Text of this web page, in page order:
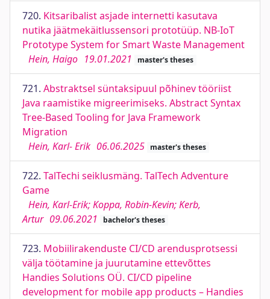
720. Kitsaribalist asjade internetti kasutava
nutika jäätmekäitlussensori prototüüp. NB-IoT
Prototype System for Smart Waste Management
Hein, Haigo 19.01.2021 master's theses
721. Abstraktsel süntaksipuul põhinev tööriist
Java raamistike migreerimiseks. Abstract Syntax
Tree-Based Tooling for Java Framework
Migration
Hein, Karl- Erik 06.06.2025 master's theses
722. TalTechi seiklusmäng. TalTech Adventure
Game
Hein, Karl-Erik; Koppa, Robin-Kevin; Kerb,
Artur 09.06.2021 bachelor's theses
723. Mobiilirakenduste CI/CD arendusprotsessi
välja töötamine ja juurutamine ettevõttes
Handies Solutions OÜ. CI/CD pipeline
development for mobile app products – Handies